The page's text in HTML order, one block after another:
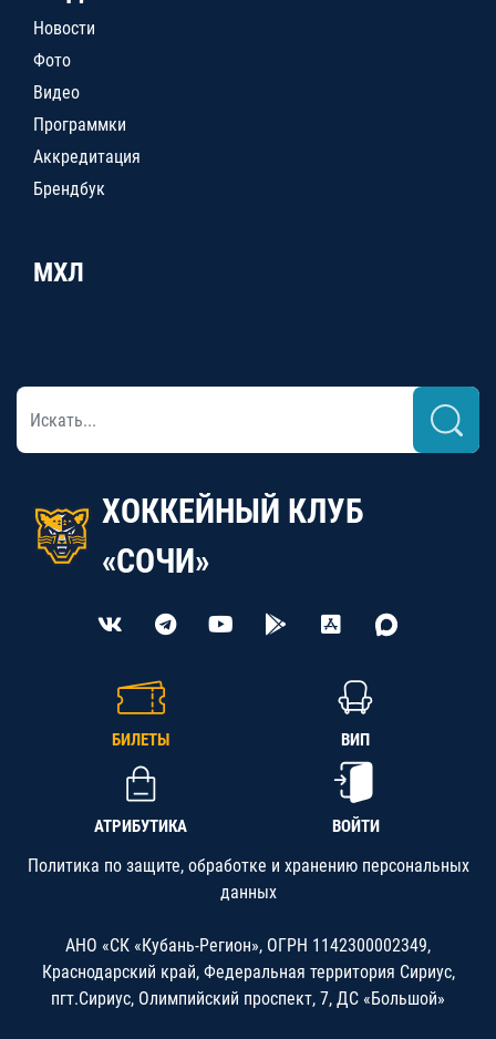
Новости
Фото
Видео
Программки
Аккредитация
Брендбук
МХЛ
ХОККЕЙНЫЙ КЛУБ
«СОЧИ»
БИЛЕТЫ ВИП
АТРИБУТИКА ВОЙТИ
Политика по защите, обработке и хранению персональных
данных
АНО «СК «Кубань-Регион», ОГРН 1142300002349,
Краснодарский край, Федеральная территория Сириус,
пгт.Сириус, Олимпийский проспект, 7, ДС «Большой»